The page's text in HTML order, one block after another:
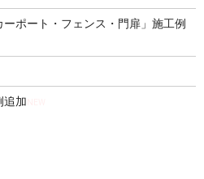
ーポート・フェンス・門扉」施工例
追加